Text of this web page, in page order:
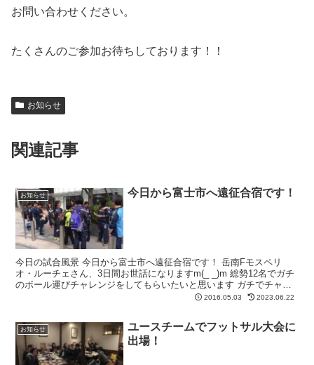
お問い合わせください。
たくさんのご参加お待ちしております！！
お知らせ
関連記事
お知らせ 今日から富士市へ遠征合宿です！
今日の試合風景 今日から富士市へ遠征合宿です！ 岳南Fモスペリ
オ・ルーチェさん、3日間お世話になりますm(_ _)m 総勢12名でガチ
のボール運びチャレンジをしてもらいたいと思います ガチでチャレ
ンジするからこそ、成功と失敗を自ら感じ取るこ...
2016.05.03 2023.06.22
お知らせ
ユースチームでフットサル大会に
出場！